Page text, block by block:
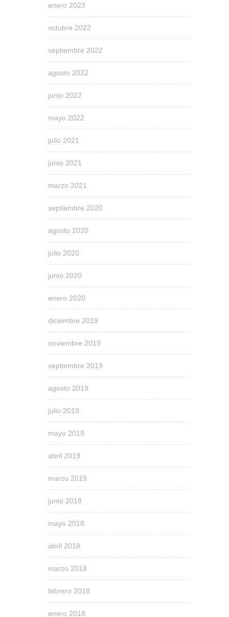
enero 2023
octubre 2022
septiembre 2022
agosto 2022
junio 2022
mayo 2022
julio 2021
junio 2021
marzo 2021
septiembre 2020
agosto 2020
julio 2020
junio 2020
enero 2020
diciembre 2019
noviembre 2019
septiembre 2019
agosto 2019
julio 2019
mayo 2019
abril 2019
marzo 2019
junio 2018
mayo 2018
abril 2018
marzo 2018
febrero 2018
enero 2018